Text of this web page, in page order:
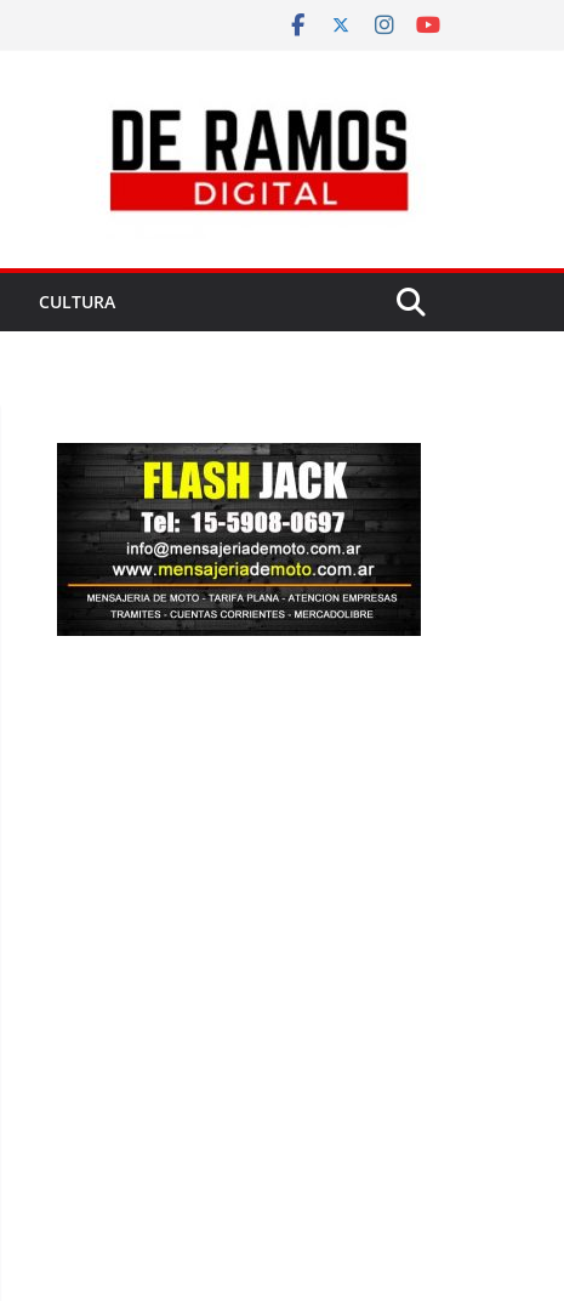
CULTURA